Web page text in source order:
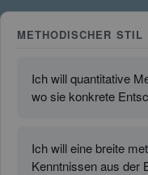
METHODISCHER STIL
Ich will quantitative
wo sie konkrete
Ich will eine breite
Kenntnissen aus der